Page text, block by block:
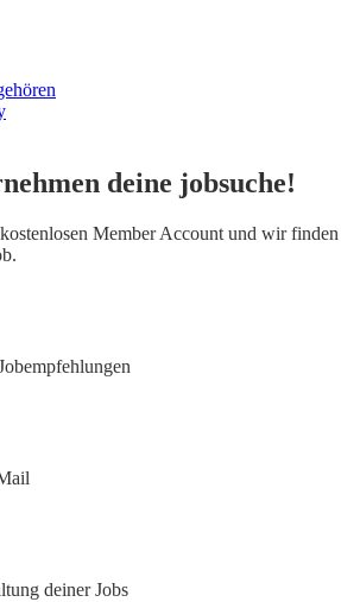
deine jobsuche!
kostenlosen Member Account und wir finden
deiner Jobs